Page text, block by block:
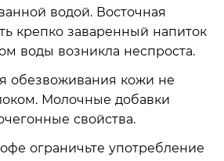
водой. Восточная
крепко заваренный напиток
воды возникла неспроста.
обезвоживания кожи не
Молочные добавки
свойства.
ограничьте употребление